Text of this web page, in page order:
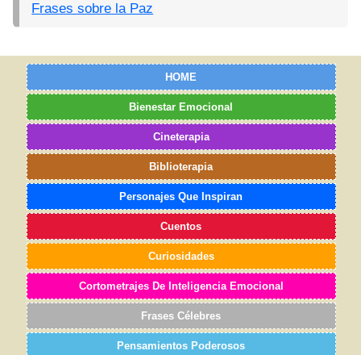
Frases sobre la Paz
HOME
Bienestar Emocional
Cineterapia
Biblioterapia
Personajes Que Inspiran
Cuentos
Curiosidades
Cortometrajes De Inteligencia Emocional
Frases Célebres
Pensamientos Poderosos